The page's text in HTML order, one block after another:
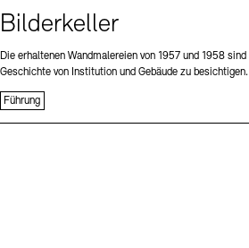
Bilderkeller
Die erhaltenen Wandmalereien von 1957 und 1958
Geschichte von Institution und Gebäude zu besichtigen.
Führung